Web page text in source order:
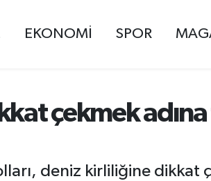
EKONOMİ SPOR
çekmek adına
deniz kirliliğine dikkat